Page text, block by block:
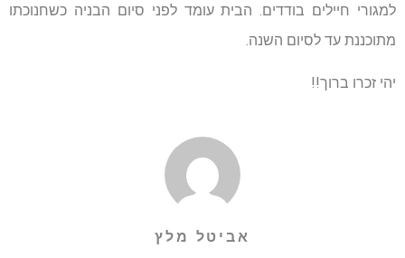
למגורי חיילים בודדים. הבית עומד לפני סיום הבניה כשחנוכתו
מתוכננת עד לסיום השנה.
יהי זכרו ברוך!!
אביטל מלץ